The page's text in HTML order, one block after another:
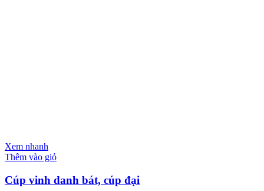
Xem nhanh
Thêm vào giỏ
Cúp vinh danh bát, cúp đại